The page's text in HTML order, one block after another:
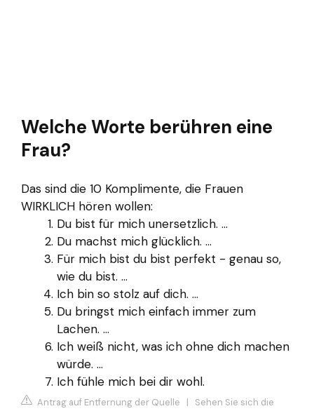
Welche Worte berühren eine
Frau?
Das sind die 10 Komplimente, die Frauen
WIRKLICH hören wollen:
Du bist für mich unersetzlich. ...
Du machst mich glücklich. ...
Für mich bist du bist perfekt - genau so,
wie du bist. ...
Ich bin so stolz auf dich. ...
Du bringst mich einfach immer zum
Lachen. ...
Ich weiß nicht, was ich ohne dich machen
würde. ...
Ich fühle mich bei dir wohl.
Antrag auf Entfernung der Quelle | Sehen Sie sich die